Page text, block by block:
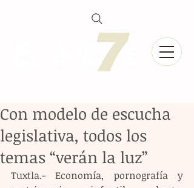
Con modelo de escucha
legislativa, todos los
temas “verán la luz”
Tuxtla.- Economía, pornografía y